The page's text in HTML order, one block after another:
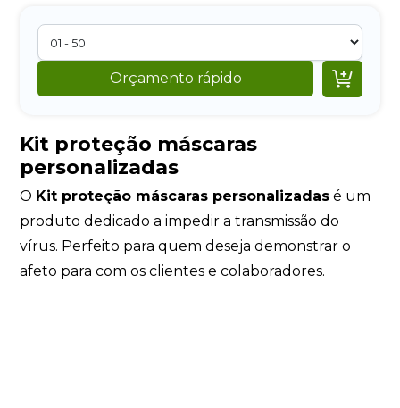
Orçamento rápido 
Kit proteção máscaras
personalizadas
O Kit proteção máscaras personalizadas é um
produto dedicado a impedir a transmissão do
vírus. Perfeito para quem deseja demonstrar o
afeto para com os clientes e colaboradores.